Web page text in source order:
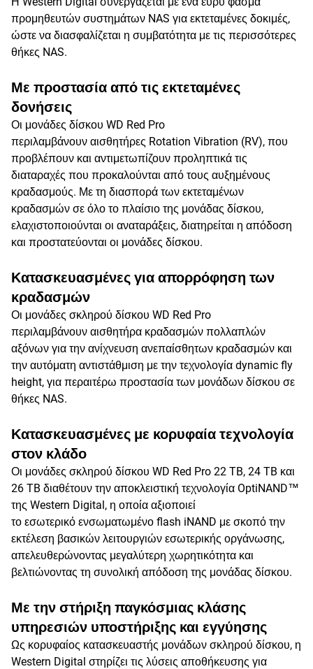
προμηθευτών συστημάτων NAS για εκτεταμένες δοκιμές,
ώστε να διασφαλίζεται η συμβατότητα με τις περισσότερες
θήκες NAS.
Με προστασία από τις εκτεταμένες
δονήσεις
Οι μονάδες δίσκου WD Red Pro
περιλαμβάνουν αισθητήρες Rotation Vibration (RV), που
προβλέπουν και αντιμετωπίζουν προληπτικά τις
διαταραχές που προκαλούνται από τους αυξημένους
κραδασμούς. Με τη διασπορά των εκτεταμένων
κραδασμών σε όλο το πλαίσιο της μονάδας δίσκου,
ελαχιστοποιούνται οι αναταράξεις, διατηρείται η απόδοση
και προστατεύονται οι μονάδες δίσκου.
Κατασκευασμένες για απορρόφηση των
κραδασμών
Οι μονάδες σκληρού δίσκου WD Red Pro
περιλαμβάνουν αισθητήρα κραδασμών πολλαπλών
αξόνων για την ανίχνευση ανεπαίσθητων κραδασμών και
την αυτόματη αντιστάθμιση με την τεχνολογία dynamic fly
height, για περαιτέρω προστασία των μονάδων δίσκου σε
θήκες NAS.
Κατασκευασμένες με κορυφαία τεχνολογία
στον κλάδο
Οι μονάδες σκληρού δίσκου WD Red Pro 22 TB, 24 TB και
26 TB διαθέτουν την αποκλειστική τεχνολογία OptiNAND™
της Western Digital, η οποία αξιοποιεί
το εσωτερικό ενσωματωμένο flash iNAND με σκοπό την
εκτέλεση βασικών λειτουργιών εσωτερικής οργάνωσης,
απελευθερώνοντας μεγαλύτερη χωρητικότητα και
βελτιώνοντας τη συνολική απόδοση της μονάδας δίσκου.
Με την στήριξη παγκόσμιας κλάσης
υπηρεσιών υποστήριξης και εγγύησης
Ως κορυφαίος κατασκευαστής μονάδων σκληρού δίσκου, η
Western Digital στηρίζει τις λύσεις αποθήκευσης για